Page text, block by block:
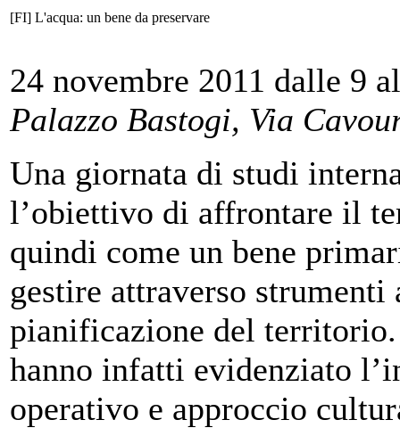
[FI] L'acqua: un bene da preservare
24 novembre 2011 dalle 9
Palazzo Bastogi, Via
Una giornata di studi
l’obiettivo di affrontare il
quindi come un bene
gestire attraverso
pianificazione del
hanno infatti evidenziato
operativo e approccio